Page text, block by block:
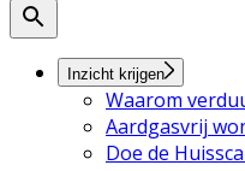
Inzicht krijgen
Waarom
Aardgasvrij
Doe de